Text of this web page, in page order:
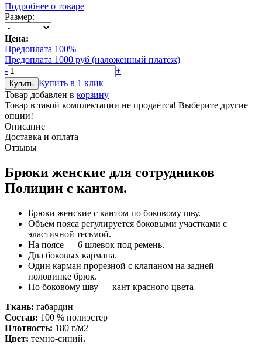
Подробнее о товаре
Размер:
Цена:
Предоплата 100%
Предоплата 1000 руб (наложенный платёж)
-
+
Купить в 1 клик
Товар добавлен в корзину
Товар в такой комплектации не продаётся! Выберите другие
опции!
Описание
Доставка и оплата
Отзывы
Брюки женские для сотрудников
Полиции с кантом.
Брюки женские с кантом по боковому шву.
Объем пояса регулируется боковыми участками с
эластичной тесьмой.
На поясе — 6 шлевок под ремень.
Два боковых кармана.
Один карман прорезной с клапаном на задней
половинке брюк.
По боковому шву — кант красного цвета
Ткань: габардин
Состав: 100 % полиэстер
Плотность: 180 г/м2
Цвет: темно-синий.